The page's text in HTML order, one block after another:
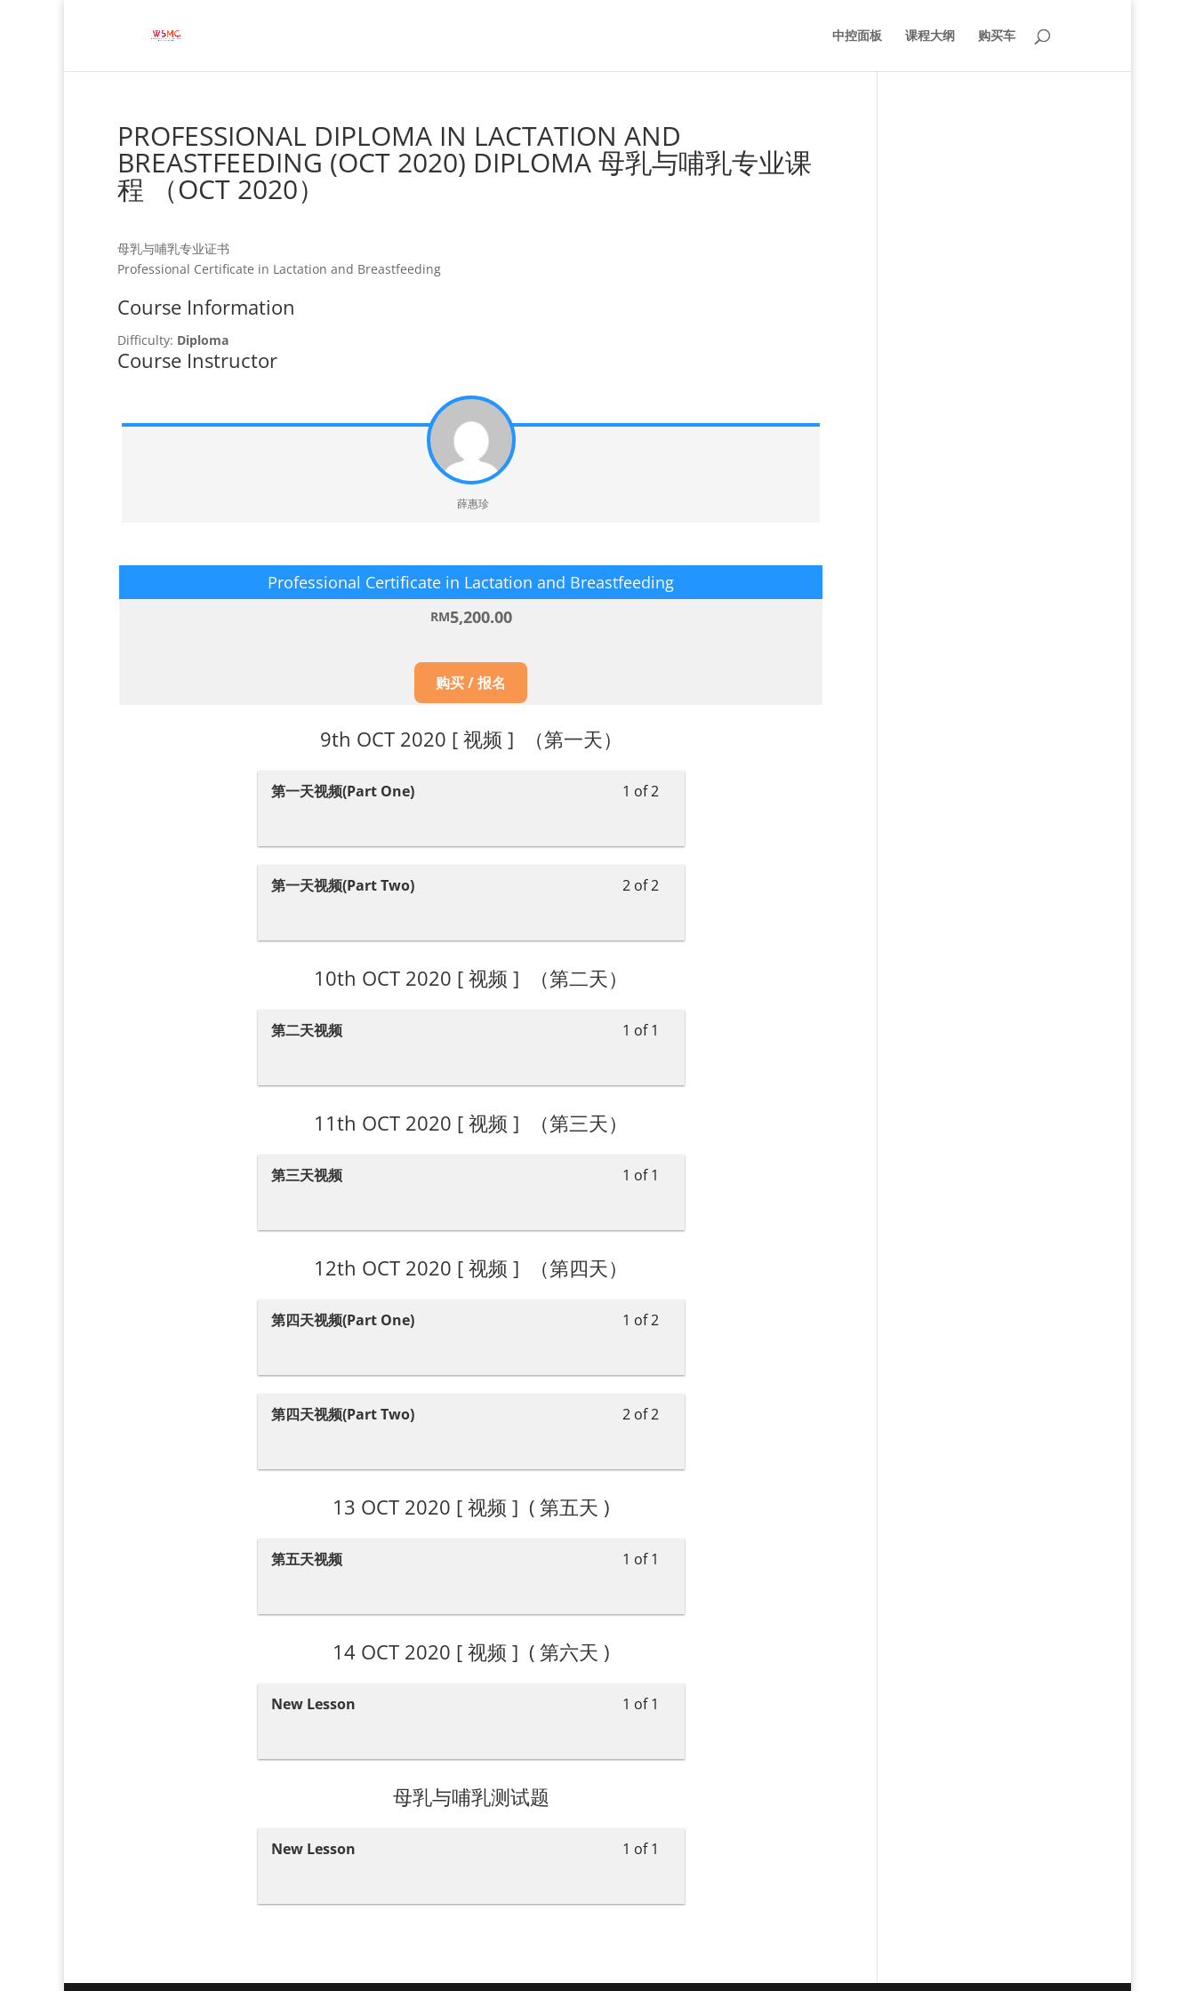
中控面板 课程大纲 购买车
PROFESSIONAL DIPLOMA IN LACTATION AND
BREASTFEEDING (OCT 2020) DIPLOMA 母乳与哺乳专业课
程 （OCT 2020）
母乳与哺乳专业证书
Professional Certificate in Lactation and Breastfeeding
Course Information
Difficulty: Diploma
Course Instructor
薛惠珍
Professional Certificate in Lactation and Breastfeeding
RM5,200.00
购买 / 报名
9th OCT 2020 [ 视频 ] （第一天）
1 of 2
第一天视频(Part One)
2 of 2
第一天视频(Part Two)
10th OCT 2020 [ 视频 ] （第二天）
1 of 1
第二天视频
11th OCT 2020 [ 视频 ] （第三天）
1 of 1
第三天视频
12th OCT 2020 [ 视频 ] （第四天）
1 of 2
第四天视频(Part One)
2 of 2
第四天视频(Part Two)
13 OCT 2020 [ 视频 ] ( 第五天 )
1 of 1
第五天视频
14 OCT 2020 [ 视频 ] ( 第六天 )
1 of 1
New Lesson
母乳与哺乳测试题
1 of 1
New Lesson